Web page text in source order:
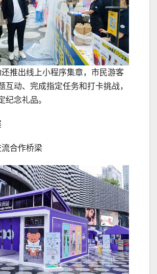
推出线上小程序集章，市民游客
互动、完成指定任务和打卡挑战，
纪念礼品。
合作桥梁